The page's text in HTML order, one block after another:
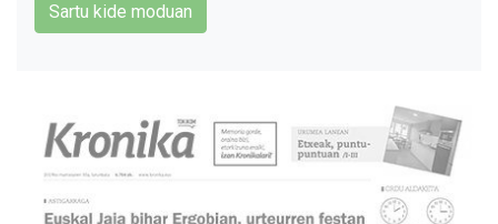
Sartu kide moduan